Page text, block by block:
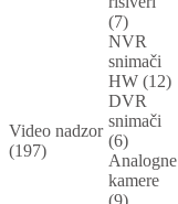
Video nadzor
(197)
(7)
NVR
snimači
HW (12)
DVR
snimači
(6)
Analogne
kamere